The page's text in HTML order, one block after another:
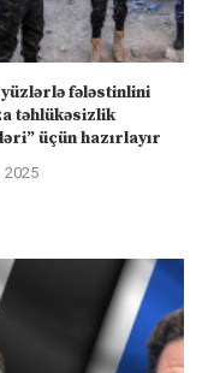
fələstinlini
təhlükəsizlik
üçün hazırlayır
2025